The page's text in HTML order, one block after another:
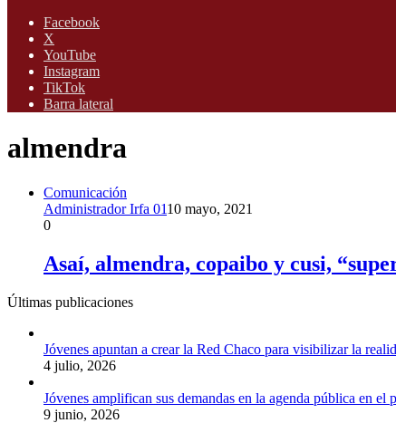
Facebook
X
YouTube
Instagram
TikTok
Barra lateral
almendra
Comunicación
Administrador Irfa 0110 mayo, 2021
0
Asaí, almendra, copaibo y cusi,
Últimas publicaciones
Jóvenes apuntan a crear la Red Chaco para visibilizar la
4 julio, 2026
Jóvenes amplifican sus demandas en la agenda pública en el
9 junio, 2026